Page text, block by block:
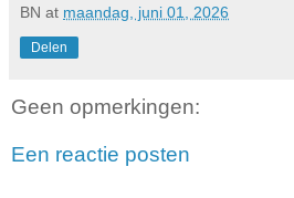
BN at maandag, juni 01, 2026
Delen
Geen opmerkingen:
Een reactie posten